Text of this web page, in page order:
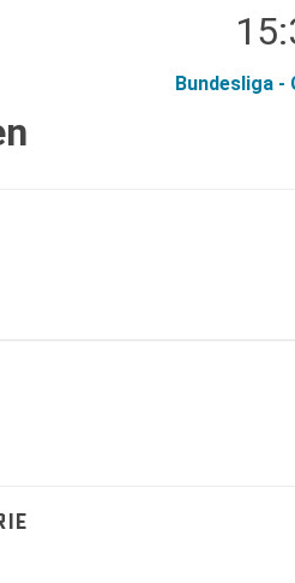
Bundesliga -